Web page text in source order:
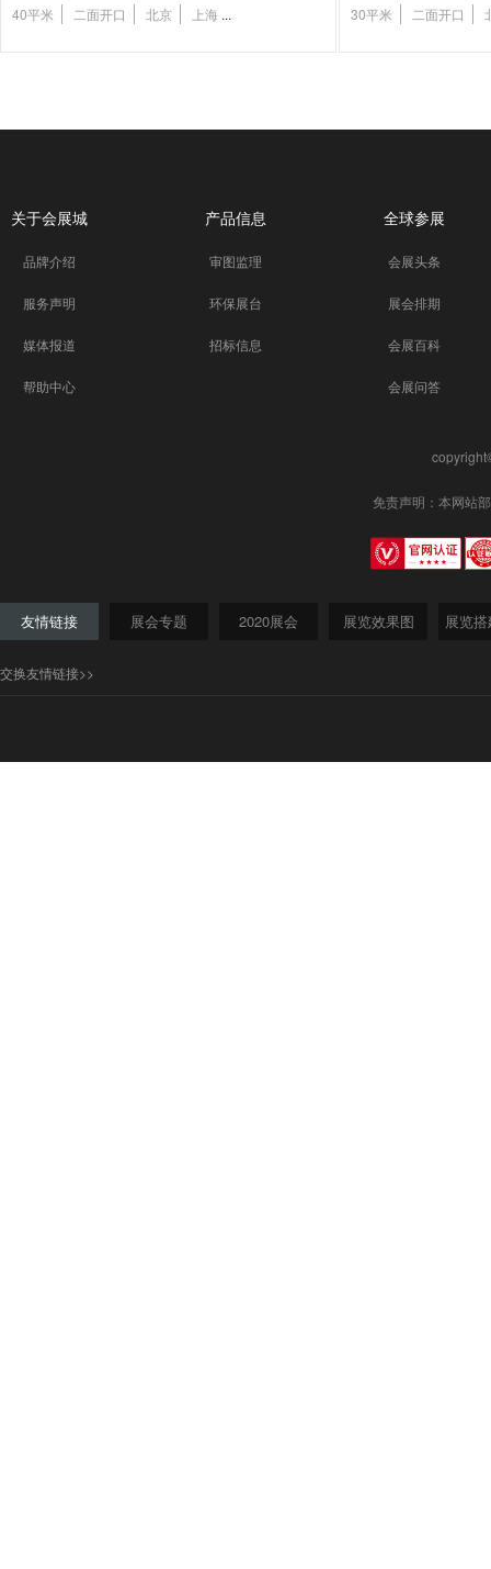
40平米 二面开口 北京 上海 ... 30平米 二面开口
关于会展城
品牌介绍
服务声明
媒体报道
帮助中心
产品信息
审图监理
环保展台
招标信息
全球参展
会展头条
展会排期
会展百科
会展问答
免责声明：本网站
友情链接 展会专题 2020展会 展览效果图 展览
交换友情链接>>